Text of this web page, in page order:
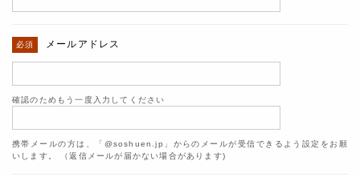
メールアドレス
確認のためもう一度入力してください
携帯メールの方は、「@soshuen.jp」からのメールが受信できるよう設定をお願
いします。 （返信メールが届かない場合があります)